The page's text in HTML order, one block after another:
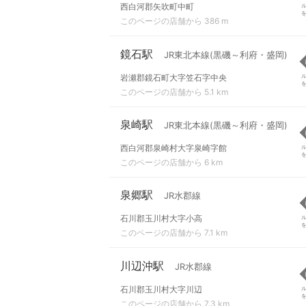
西白河郡矢吹町中町
このページの店舗から 386 m
鏡石駅 JR東北本線(黒磯～利府・盛岡)
岩瀬郡鏡石町大字笠石字中央
このページの店舗から 5.1 km
泉崎駅 JR東北本線(黒磯～利府・盛岡)
西白河郡泉崎村大字泉崎字館
このページの店舗から 6 km
泉郷駅 JR水郡線
石川郡玉川村大字小高
このページの店舗から 7.1 km
川辺沖駅 JR水郡線
石川郡玉川村大字川辺
このページの店舗から 7.3 km